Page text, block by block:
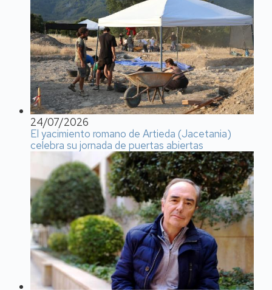
24/07/2026
El yacimiento romano de Artieda (Jacetania)
celebra su jornada de puertas abiertas